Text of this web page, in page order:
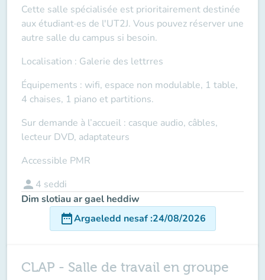
Cette salle spécialisée est prioritairement destinée
aux étudiant·es de l'UT2J. Vous pouvez réserver une
autre salle du campus si besoin.
Localisation : Galerie des lettrres
Équipements : wifi, espace non modulable, 1 table,
4 chaises, 1 piano et partitions.
Sur demande à l’accueil : casque audio, câbles,
lecteur DVD, adaptateurs
Accessible PMR
person 4 seddi
Dim slotiau ar gael heddiw
date_rangeArgaeledd nesaf:24/08/2026
CLAP - Salle de travail en groupe